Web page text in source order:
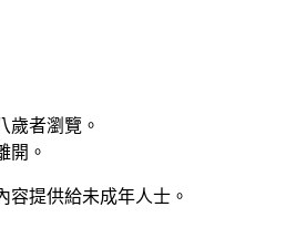
歲者瀏覽。
開。
容提供給未成年人士。